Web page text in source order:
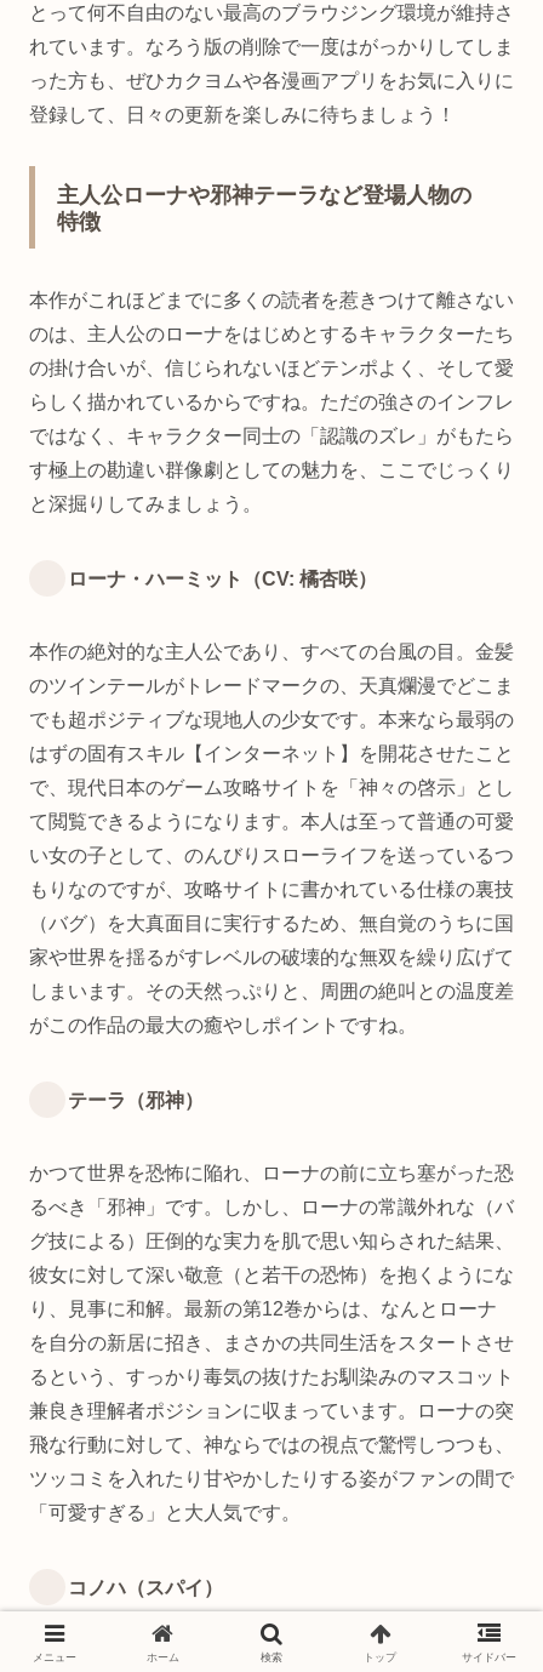
とって何不自由のない最高のブラウジング環境が維持さ
れています。なろう版の削除で一度はがっかりしてしま
った方も、ぜひカクヨムや各漫画アプリをお気に入りに
登録して、日々の更新を楽しみに待ちましょう！
主人公ローナや邪神テーラなど登場人物の
特徴
本作がこれほどまでに多くの読者を惹きつけて離さない
のは、主人公のローナをはじめとするキャラクターたち
の掛け合いが、信じられないほどテンポよく、そして愛
らしく描かれているからですね。ただの強さのインフレ
ではなく、キャラクター同士の「認識のズレ」がもたら
す極上の勘違い群像劇としての魅力を、ここでじっくり
と深掘りしてみましょう。
ローナ・ハーミット（CV: 橘杏咲）
本作の絶対的な主人公であり、すべての台風の目。金髪
のツインテールがトレードマークの、天真爛漫でどこま
でも超ポジティブな現地人の少女です。本来なら最弱の
はずの固有スキル【インターネット】を開花させたこと
で、現代日本のゲーム攻略サイトを「神々の啓示」とし
て閲覧できるようになります。本人は至って普通の可愛
い女の子として、のんびりスローライフを送っているつ
もりなのですが、攻略サイトに書かれている仕様の裏技
（バグ）を大真面目に実行するため、無自覚のうちに国
家や世界を揺るがすレベルの破壊的な無双を繰り広げて
しまいます。その天然っぷりと、周囲の絶叫との温度差
がこの作品の最大の癒やしポイントですね。
テーラ（邪神）
かつて世界を恐怖に陥れ、ローナの前に立ち塞がった恐
るべき「邪神」です。しかし、ローナの常識外れな（バ
グ技による）圧倒的な実力を肌で思い知らされた結果、
彼女に対して深い敬意（と若干の恐怖）を抱くようにな
り、見事に和解。最新の第12巻からは、なんとローナ
を自分の新居に招き、まさかの共同生活をスタートさせ
るという、すっかり毒気の抜けたお馴染みのマスコット
兼良き理解者ポジションに収まっています。ローナの突
飛な行動に対して、神ならではの視点で驚愕しつつも、
ツッコミを入れたり甘やかしたりする姿がファンの間で
「可愛すぎる」と大人気です。
コノハ（スパイ）
ローナの危険な（と周囲が勘違いしている）動向を密か
メニュー ホーム 検索 トップ サイドバー